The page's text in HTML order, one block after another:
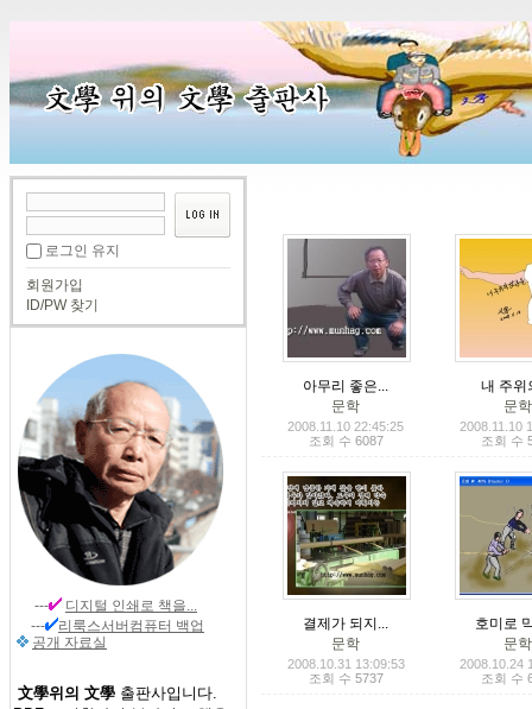
로그인 유지
회원가입
ID/PW 찾기
--- 디지털 인쇄 로 책을...
---
리룩스서버컴퓨터 백업
공개 자료실
文學위의 文學 출판사입니다.
아무리 좋은...
문학
2008.11.10 22:45:25
조회 수 6087
내 주위
문학
2008.11.10
조회 수
결제가 되지...
문학
2008.10.31 13:09:53
조회 수 5737
호미로
문학
2008.10.24
조회 수